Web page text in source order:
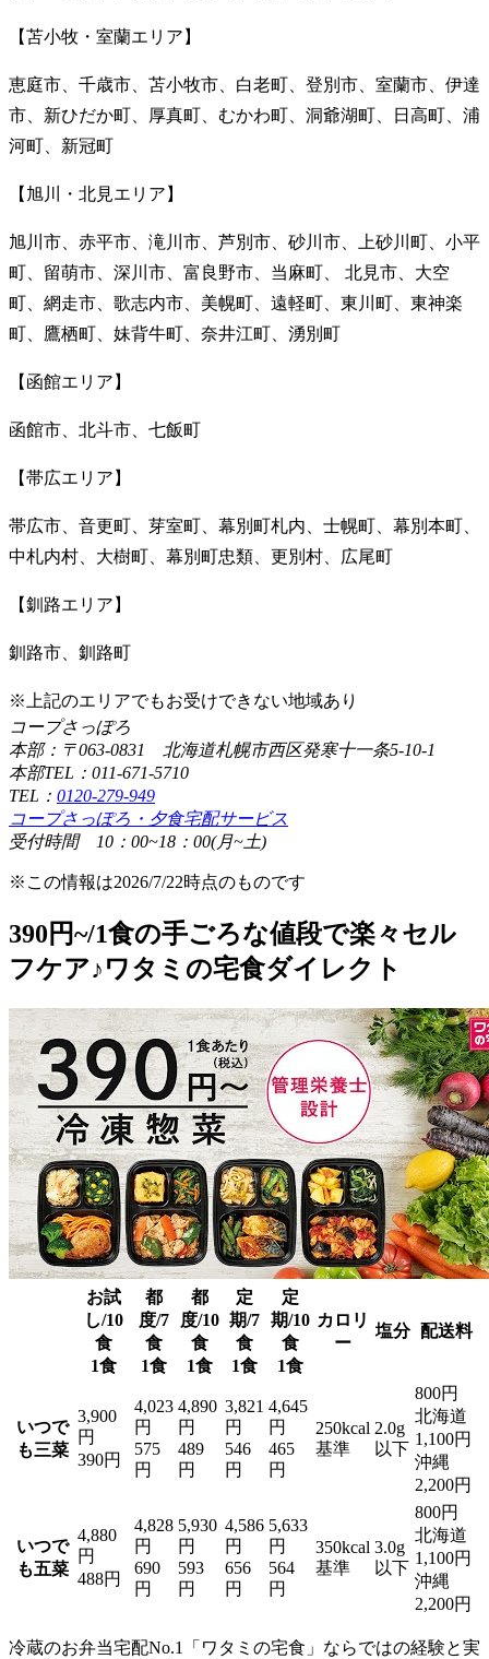
【苫小牧・室蘭エリア】
恵庭市、千歳市、苫小牧市、白老町、登別市、室蘭市、伊達
市、新ひだか町、厚真町、むかわ町、洞爺湖町、日高町、浦
河町、新冠町
【旭川・北見エリア】
旭川市、赤平市、滝川市、芦別市、砂川市、上砂川町、小平
町、留萌市、深川市、富良野市、当麻町、 北見市、大空
町、網走市、歌志内市、美幌町、遠軽町、東川町、東神楽
町、鷹栖町、妹背牛町、奈井江町、湧別町
【函館エリア】
函館市、北斗市、七飯町
【帯広エリア】
帯広市、音更町、芽室町、幕別町札内、士幌町、幕別本町、
中札内村、大樹町、幕別町忠類、更別村、広尾町
【釧路エリア】
釧路市、釧路町
※上記のエリアでもお受けできない地域あり
コープさっぽろ
本部：〒063-0831 北海道札幌市西区発寒十一条5-10-1
本部TEL：011-671-5710
TEL： 0120-279-949
コープさっぽろ・夕食宅配サービス
受付時間 10：00~18：00(月~土)
※この情報は2026/7/22時点のものです
390円~/1食の手ごろな値段で楽々セル
フケア♪ワタミの宅食ダイレクト
お試
し/10
食
1食
都
度/7
食
1食
都
度/10
食
1食
定
期/7
食
1食
定
期/10
食
1食
カロリ
ー
塩分 配送料
いつで
も三菜
3,900
円
390円
4,023
円
575
円
4,890
円
489
円
3,821
円
546
円
4,645
円
465
円
250kcal
基準
2.0g
以下
800円
北海道
1,100円
沖縄
2,200円
いつで
も五菜
4,880
円
488円
4,828
円
690
円
5,930
円
593
円
4,586
円
656
円
5,633
円
564
円
350kcal
基準
3.0g
以下
800円
北海道
1,100円
沖縄
2,200円
冷蔵のお弁当宅配No.1「ワタミの宅食」ならではの経験と実